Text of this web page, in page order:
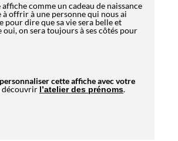
affiche comme un cadeau de naissance
à offrir à une personne qui nous ai
pour dire que sa vie sera belle et
oui, on sera toujours à ses côtés pour
personnaliser cette affiche avec votre
découvrir l’atelier des prénoms.